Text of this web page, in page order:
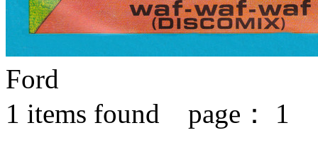
Ford
1 items found page： 1